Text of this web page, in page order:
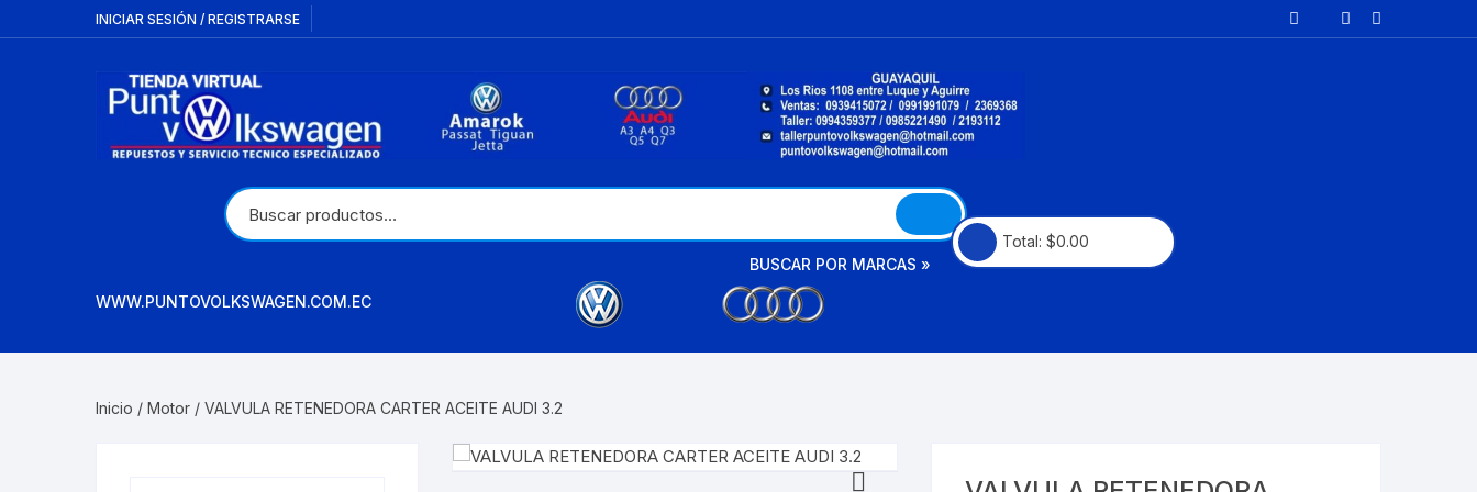
al
INICIAR SESIÓN / REGISTRARSE
Total: $0.00
WWW.PUNTOVOLKSWAGEN.COM.EC
BUSCAR POR MARCAS »
AMAROK
BORA
A3
A6
CAYENNE
Inicio / Motor / VALVULA RETENEDORA CARTER ACEITE AUDI 3.2